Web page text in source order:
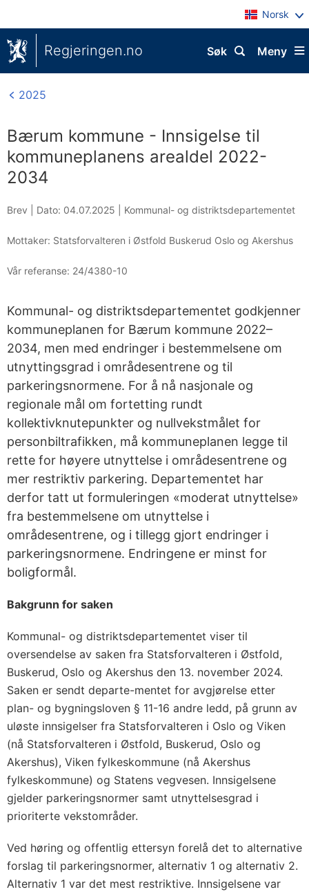
Norsk
Regjeringen.no Meny
Søk
2025
Bærum kommune - Innsigelse til
kommuneplanens arealdel 2022-
2034
Brev | Dato: 04.07.2025 Kommunal- og distriktsdepartementet
Mottaker: Statsforvalteren i Østfold Buskerud Oslo og Akershus
Vår referanse: 24/4380-10
Kommunal- og distriktsdepartementet godkjenner
kommuneplanen for Bærum kommune 2022–
2034, men med endringer i bestemmelsene om
utnyttingsgrad i områdesentrene og til
parkeringsnormene. For å nå nasjonale og
regionale mål om fortetting rundt
kollektivknutepunkter og nullvekstmålet for
personbiltrafikken, må kommuneplanen legge til
rette for høyere utnyttelse i områdesentrene og
mer restriktiv parkering. Departementet har
derfor tatt ut formuleringen «moderat utnyttelse»
fra bestemmelsene om utnyttelse i
områdesentrene, og i tillegg gjort endringer i
parkeringsnormene. Endringene er minst for
boligformål.
Bakgrunn for saken
Kommunal- og distriktsdepartementet viser til
oversendelse av saken fra Statsforvalteren i Østfold,
Buskerud, Oslo og Akershus den 13. november 2024.
Saken er sendt departe-mentet for avgjørelse etter
plan- og bygningsloven § 11-16 andre ledd, på grunn av
uløste innsigelser fra Statsforvalteren i Oslo og Viken
(nå Statsforvalteren i Østfold, Buskerud, Oslo og
Akershus), Viken fylkeskommune (nå Akershus
fylkeskommune) og Statens vegvesen. Innsigelsene
gjelder parkeringsnormer samt utnyttelsesgrad i
prioriterte vekstområder.
Ved høring og offentlig ettersyn forelå det to alternative
forslag til parkeringsnormer, alternativ 1 og alternativ 2.
Alternativ 1 var det mest restriktive. Innsigelsene var